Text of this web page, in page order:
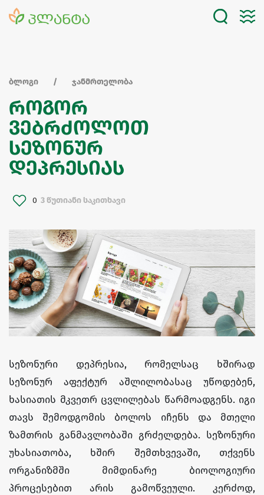
ბლოგი ჯანმრთელობა
როგორ
ვებრძოლოთ
სეზონურ
დეპრესიას
0 3 წუთიანი საკითხავი
სეზონური დეპრესია, რომელსაც ხშირად
სეზონურ აფექტურ აშლილობასაც უწოდებენ,
ხასიათის მკვეთრ ცვლილებას წარმოადგენს. იგი
თავს შემოდგომის ბოლოს იჩენს და მთელი
ზამთრის განმავლობაში გრძელდება. სეზონური
უხასიათობა, ხშირ შემთხვევაში, თქვენს
ორგანიზმში მიმდინარე ბიოლოგიური
პროცესებით არის გამოწვეული. კერძოდ,